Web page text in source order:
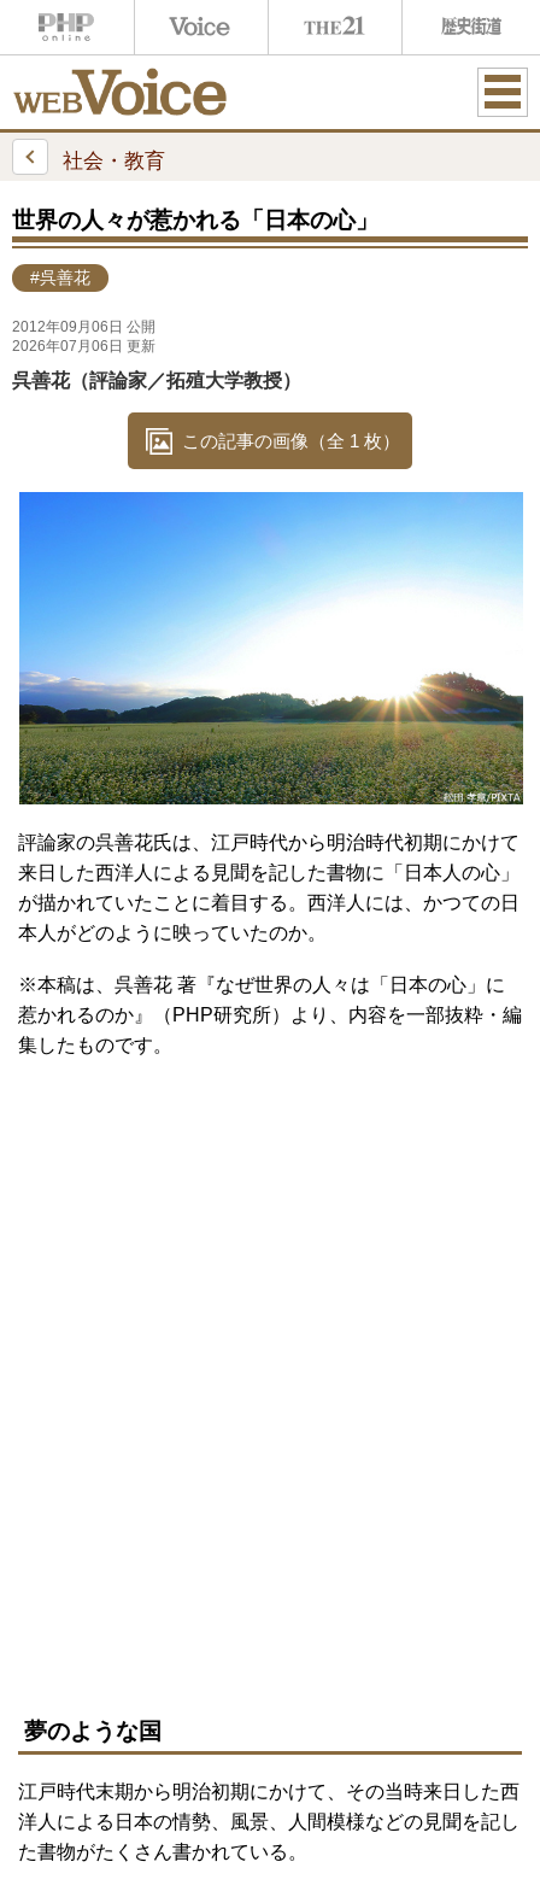
ME
社会・教育
世界の人々が惹かれる「日本の心」
#呉善花
2012年09月06日 公開
2026年07月06日 更新
呉善花（評論家／拓殖大学教授）
この記事の画像（全 1 枚）
評論家の呉善花氏は、江戸時代から明治時代初期にかけて
来日した西洋人による見聞を記した書物に「日本人の心」
が描かれていたことに着目する。西洋人には、かつての日
本人がどのように映っていたのか。
※本稿は、呉善花 著『なぜ世界の人々は「日本の心」に
惹かれるのか』（PHP研究所）より、内容を一部抜粋・編
集したものです。
夢のような国
江戸時代末期から明治初期にかけて、その当時来日した西
洋人による日本の情勢、風景、人間模様などの見聞を記し
た書物がたくさん書かれている。